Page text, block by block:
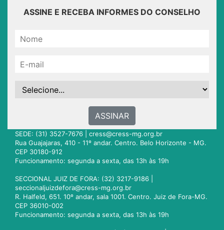
ASSINE E RECEBA INFORMES DO CONSELHO
ASSINAR
SEDE: (31) 3527-7676 | cress@cress-mg.org.br
Rua Guajajaras, 410 - 11º andar. Centro. Belo Horizonte - MG.
CEP 30180-912
Funcionamento: segunda a sexta, das 13h às 19h
SECCIONAL JUIZ DE FORA: (32) 3217-9186 |
seccionaljuizdefora@cress-mg.org.br
R. Halfeld, 651. 10º andar, sala 1001. Centro. Juiz de Fora-MG.
CEP 36010-002
Funcionamento: segunda a sexta, das 13h às 19h